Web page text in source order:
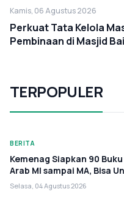
Kamis, 06 Agustus 2026
Perkuat Tata Kelola
Pembinaan di Masjid
TERPOPULER
BERITA
Kemenag Siapkan 90 Buku
Arab MI sampai MA, Bisa
Selasa, 04 Agustus 2026